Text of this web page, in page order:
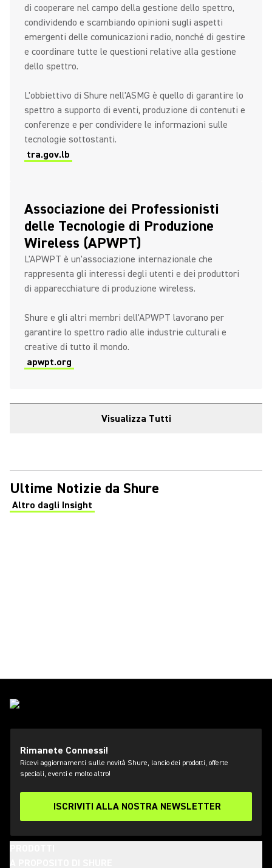
di cooperare nel campo della gestione dello spettro,
condividendo e scambiando opinioni sugli aspetti
emergenti delle comunicazioni radio, nonché di gestire
e coordinare tutte le questioni relative alla gestione
dello spettro.
L'obbiettivo di Shure nell'ASMG è quello di garantire lo
spettro a supporto di eventi, produzione di contenuti e
conferenze e per condividere le informazioni sulle
tecnologie sottostanti.
tra.gov.lb
Associazione dei Professionisti
delle Tecnologie di Produzione
Wireless (APWPT)
L'APWPT è un'associazione internazionale che
rappresenta gli interessi degli utenti e dei produttori
di apparecchiature di produzione wireless.
Shure e gli altri membri dell'APWPT lavorano per
garantire lo spettro radio alle industrie culturali e
creative di tutto il mondo.
apwpt.org
Visualizza Tutti
Ultime Notizie da Shure
Altro dagli Insight
Rimanete Connessi!
Ricevi aggiornamenti sulle novità Shure, lancio dei prodotti, offerte
speciali, eventi e molto altro!
ISCRIVITI ALLA NOSTRA NEWSLETTER